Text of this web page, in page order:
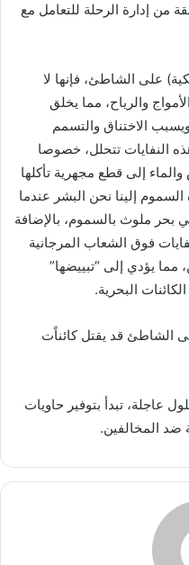
إدارة الرحلة للتعامل مع
على الشاطئ، فإنها لا
والرياح، مما يخلق
الاختناق والتسمم
النفايات تتحلل، خصوصا
إلى قطع مجهرية تأكلها
إلينا نحن البشر عندما
بحر ملوث بالسموم، بالإضافة
فوق الشعاب المرجانية
يؤدي إلى “تبييضها”
البحرية.
الشاطئ قد يقتل كائناًت
عاجلة، تبدأ بتوفير حاويات
ضد المخالفين.